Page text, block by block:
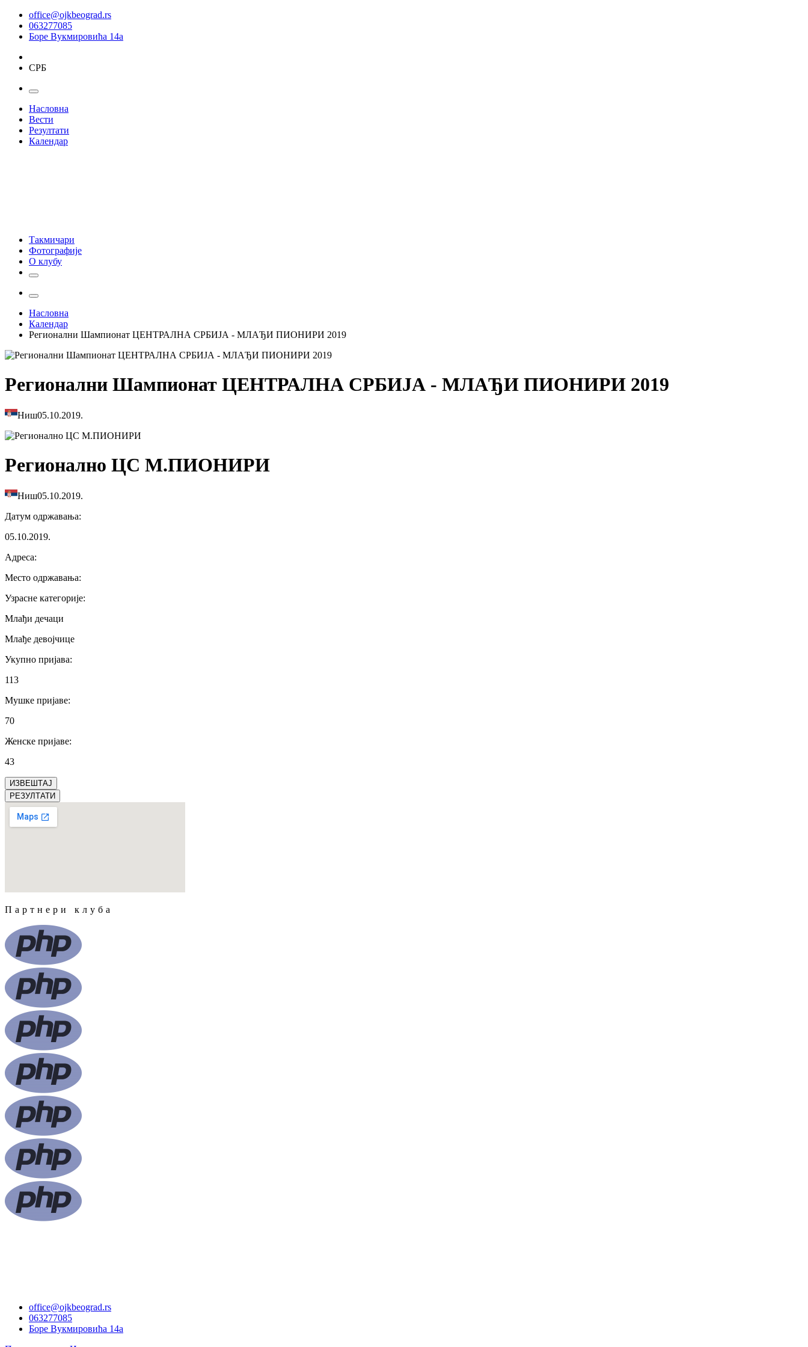
office@ojkbeograd.rs
063277085
Боре Вукмировића 14а
СРБ
Насловна
Вести
Резултати
Календар
Такмичари
Фотографије
О клубу
Насловна
Календар
Регионални Шампионат ЦЕНТРАЛНА СРБИЈА - МЛАЂИ ПИОНИРИ 2019
Регионални Шампионат ЦЕНТРАЛНА СРБИЈА - МЛАЂИ ПИОНИРИ 2019
Ниш05.10.2019.
Регионално ЦС М.ПИОНИРИ
Ниш05.10.2019.
Датум одржавања:
05.10.2019.
Адреса:
Место одржавања:
Узрасне категорије:
Млађи дечаци
Млађе девојчице
Укупно пријава:
113
Мушке пријаве:
70
Женске пријаве:
43
ИЗВЕШТАЈ
РЕЗУЛТАТИ
Партнери клуба
office@ojkbeograd.rs
063277085
Боре Вукмировића 14а